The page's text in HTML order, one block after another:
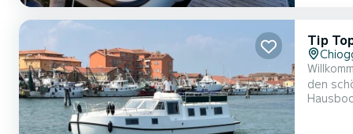
Tip
den schönsten